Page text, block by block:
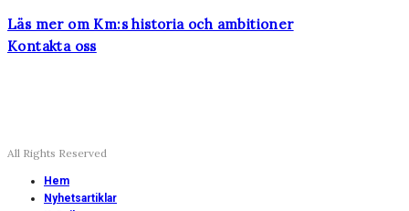
Läs mer om Km:s historia och ambitioner
Kontakta oss
All Rights Reserved
Hem
Nyhetsartiklar